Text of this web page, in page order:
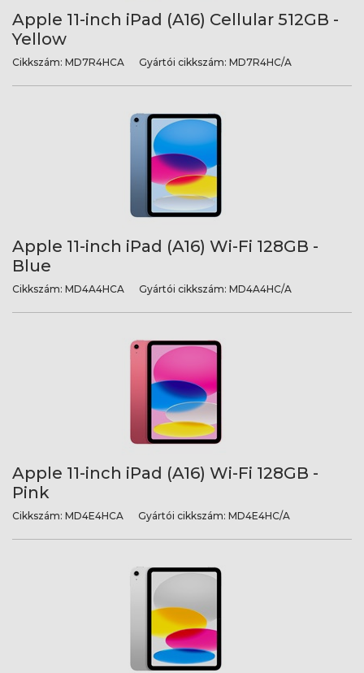
Apple 11-inch iPad (A16) Cellular 512GB -
Yellow
Cikkszám: MD7R4HCA Gyártói cikkszám: MD7R4HC/A
Apple 11-inch iPad (A16) Wi-Fi 128GB -
Blue
Cikkszám: MD4A4HCA Gyártói cikkszám: MD4A4HC/A
Apple 11-inch iPad (A16) Wi-Fi 128GB -
Pink
Cikkszám: MD4E4HCA Gyártói cikkszám: MD4E4HC/A